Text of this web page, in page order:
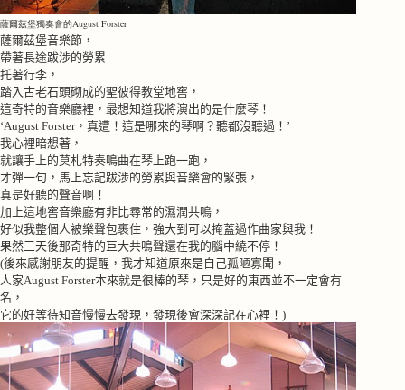
薩爾茲堡獨奏會的August Forster
薩爾茲堡音樂節，
帶著長途跋涉的勞累
托著行李，
踏入古老石頭砌成的聖彼得教堂地窖，
這奇特的音樂廳裡，最想知道我將演出的是什麼琴！
‘August Forster，真遭！這是哪來的琴啊？聽都沒聽過！’
我心裡暗想著，
就讓手上的莫札特奏鳴曲在琴上跑一跑，
才彈一句，馬上忘記跋涉的勞累與音樂會的緊張，
真是好聽的聲音啊！
加上這地窖音樂廳有非比尋常的濕潤共鳴，
好似我整個人被樂聲包裹住，強大到可以掩蓋過作曲家與我！
果然三天後那奇特的巨大共鳴聲還在我的腦中繞不停！
(後來感謝朋友的提醒，我才知道原來是自己孤陋寡聞，
人家August Forster本來就是很棒的琴，只是好的東西並不一定會有
名，
它的好等待知音慢慢去發現，發現後會深深記在心裡！ )